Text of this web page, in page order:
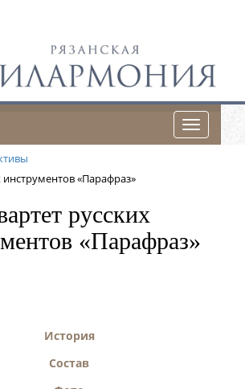
Toggle
инструментов «Парафраз»
русских
«Парафраз»
История
Состав